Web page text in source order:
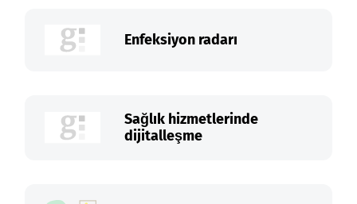
Enfeksiyon radarı
Sağlık hizmetlerinde
dijitalleşme